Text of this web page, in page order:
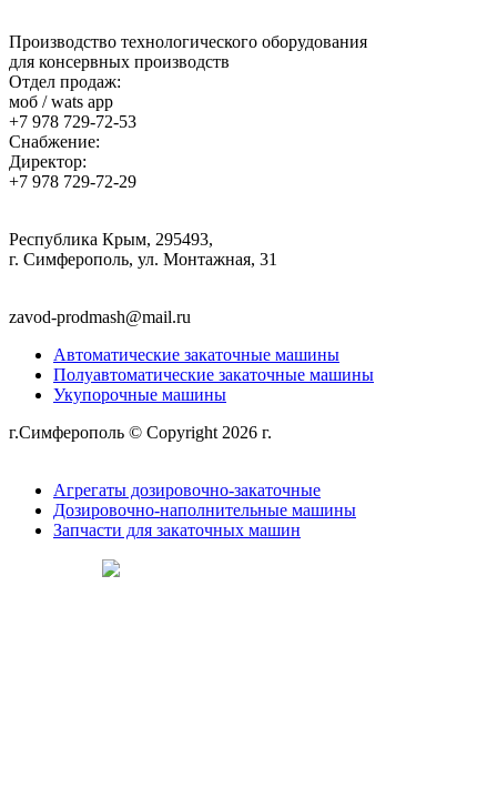
Производство технологического оборудования
для консервных производств
Отдел продаж:
моб / wats app
+7 978 729-72-53
Снабжение:
Директор:
+7 978 729-72-29
Республика Крым, 295493,
г. Симферополь, ул. Монтажная, 31
zavod-prodmash@mail.ru
Автоматические закаточные машины
Полуавтоматические закаточные машины
Укупорочные машины
г.Симферополь © Copyright 2026 г.
Агрегаты дозировочно-закаточные
Дозировочно-наполнительные машины
Запчасти для закаточных машин